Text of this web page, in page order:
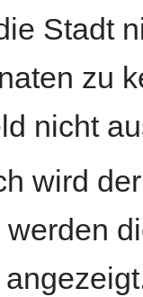
Stadt
zu
nicht
wird
werden